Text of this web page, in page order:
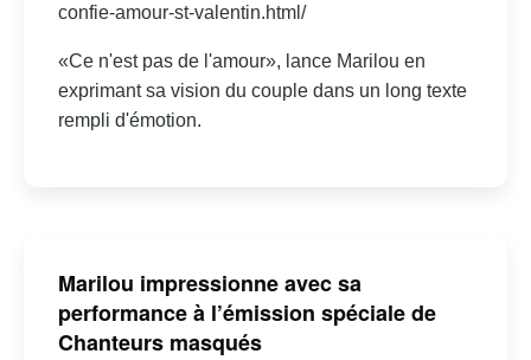
confie-amour-st-valentin.html/
«Ce n'est pas de l'amour», lance Marilou en
exprimant sa vision du couple dans un long texte
rempli d'émotion.
Marilou impressionne avec sa
performance à l’émission spéciale de
Chanteurs masqués